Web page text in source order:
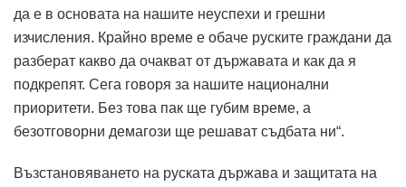
да е в основата на нашите неуспехи и грешни
изчисления. Крайно време е обаче руските граждани да
разберат какво да очакват от държавата и как да я
подкрепят. Сега говоря за нашите национални
приоритети. Без това пак ще губим време, а
безотговорни демагози ще решават съдбата ни“.
Възстановяването на руската държава и защитата на